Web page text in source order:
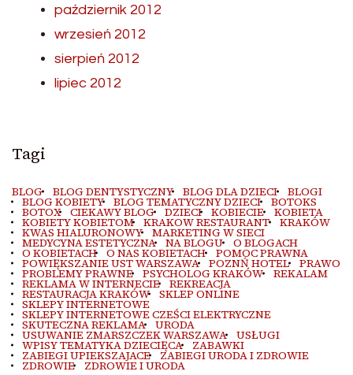
październik 2012
wrzesień 2012
sierpień 2012
lipiec 2012
Tagi
BLOG BLOG DENTYSTYCZNY BLOG DLA DZIECI BLOGI
BLOG KOBIETY BLOG TEMATYCZNY DZIECI BOTOKS
BOTOX CIEKAWY BLOG DZIECI KOBIECIE KOBIETA
KOBIETY KOBIETOM KRAKOW RESTAURANT KRAKÓW
KWAS HIALURONOWY MARKETING W SIECI
MEDYCYNA ESTETYCZNA NA BLOGU O BLOGACH
O KOBIETACH O NAS KOBIETACH POMOC PRAWNA
POWIĘKSZANIE UST WARSZAWA POZNŃ HOTEL PRAWO
PROBLEMY PRAWNE PSYCHOLOG KRAKÓW REKALAM
REKLAMA W INTERNECIE REKREACJA
RESTAURACJA KRAKÓW SKLEP ONLINE
SKLEPY INTERNETOWE
SKLEPY INTERNETOWE CZEŚCI ELEKTRYCZNE
SKUTECZNA REKLAMA URODA
USUWANIE ZMARSZCZEK WARSZAWA USŁUGI
WPISY TEMATYKA DZIECIĘCA ZABAWKI
ZABIEGI UPIEKSZAJACE ZABIEGI URODA I ZDROWIE
ZDROWIE ZDROWIE I URODA